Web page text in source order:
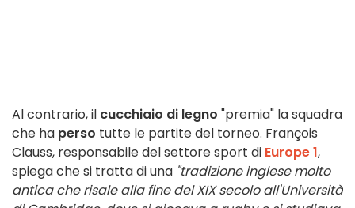
Al contrario, il cucchiaio di legno "premia" la squadra
che ha perso tutte le partite del torneo. François
Clauss, responsabile del settore sport di Europe 1,
spiega che si tratta di una "tradizione inglese molto
antica che risale alla fine del XIX secolo all'Università